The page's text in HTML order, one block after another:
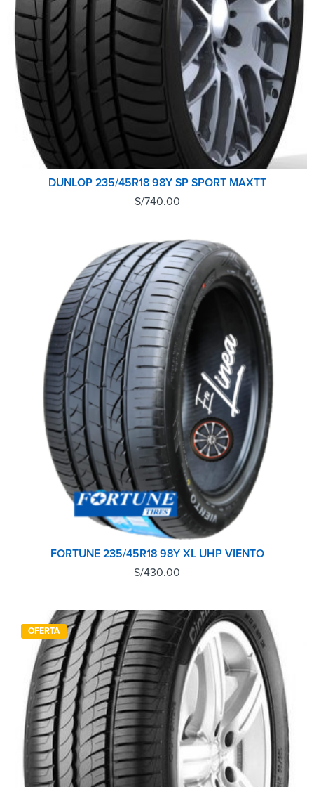
DUNLOP 235/45R18 98Y SP SPORT MAXTT
S/740.00
FORTUNE 235/45R18 98Y XL UHP VIENTO
S/430.00
OFERTA